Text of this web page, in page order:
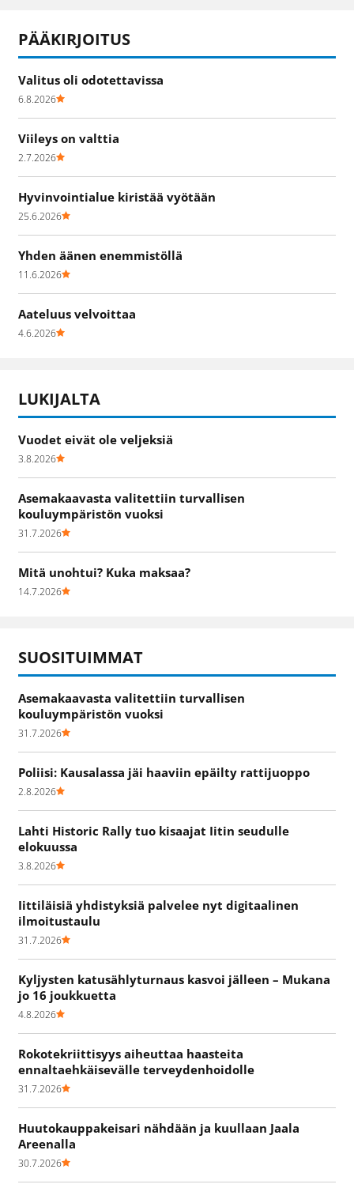
PÄÄKIRJOITUS
Valitus oli odotettavissa
6.8.2026
Viileys on valttia
2.7.2026
Hyvinvointialue kiristää vyötään
25.6.2026
Yhden äänen enemmistöllä
11.6.2026
Aateluus velvoittaa
4.6.2026
LUKIJALTA
Vuodet eivät ole veljeksiä
3.8.2026
Asemakaavasta valitettiin turvallisen
kouluympäristön vuoksi
31.7.2026
Mitä unohtui? Kuka maksaa?
14.7.2026
SUOSITUIMMAT
Asemakaavasta valitettiin turvallisen
kouluympäristön vuoksi
31.7.2026
Poliisi: Kausalassa jäi haaviin epäilty rattijuoppo
2.8.2026
Lahti Historic Rally tuo kisaajat Iitin seudulle
elokuussa
3.8.2026
Iittiläisiä yhdistyksiä palvelee nyt digitaalinen
ilmoitustaulu
31.7.2026
Kyljysten katusählyturnaus kasvoi jälleen – Mukana
jo 16 joukkuetta
4.8.2026
Rokotekriittisyys aiheuttaa haasteita
ennaltaehkäisevälle terveydenhoidolle
31.7.2026
Huutokauppakeisari nähdään ja kuullaan Jaala
Areenalla
30.7.2026